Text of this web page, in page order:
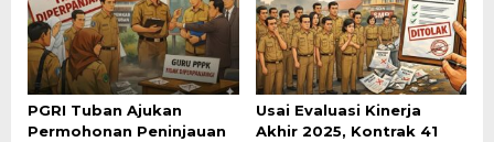
PGRI Tuban Ajukan
Permohonan Peninjauan
Usai Evaluasi Kinerja
Akhir 2025, Kontrak 41